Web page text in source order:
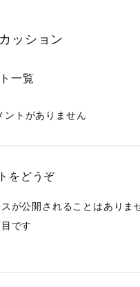
ッション
一覧
ントがありません
をどうぞ
が公開されることはありま
です